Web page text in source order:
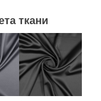
ткани